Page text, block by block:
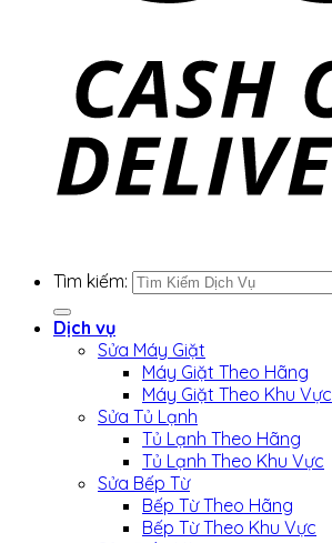
Tìm kiếm:
Dịch vụ
Sửa Máy Giặt
Máy Giặt Theo Hãng
Máy Giặt Theo Khu Vực
Sửa Tủ Lạnh
Tủ Lạnh Theo Hãng
Tủ Lạnh Theo Khu Vực
Sửa Bếp Từ
Bếp Từ Theo Hãng
Bếp Từ Theo Khu Vực